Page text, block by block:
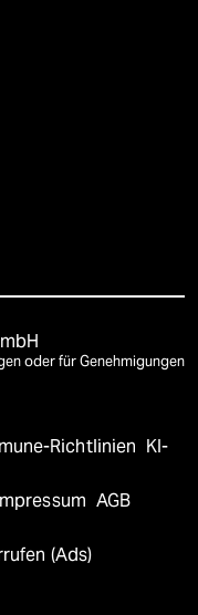
oder für Genehmigungen
Richtlinien KI-
AGB
(Ads)